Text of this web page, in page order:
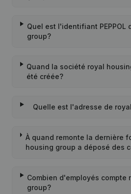
Quel est l'identifiant PEPPOL
group?
Quand la société royal
été créée?
Quelle est l'adresse de
À quand remonte la dernière
housing group a déposé des
Combien d'employés compte
group?